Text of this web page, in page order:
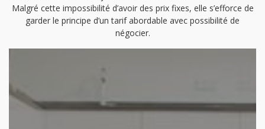
Malgré cette impossibilité d’avoir des prix fixes, elle s’efforce de
garder le principe d’un tarif abordable avec possibilité de
négocier.